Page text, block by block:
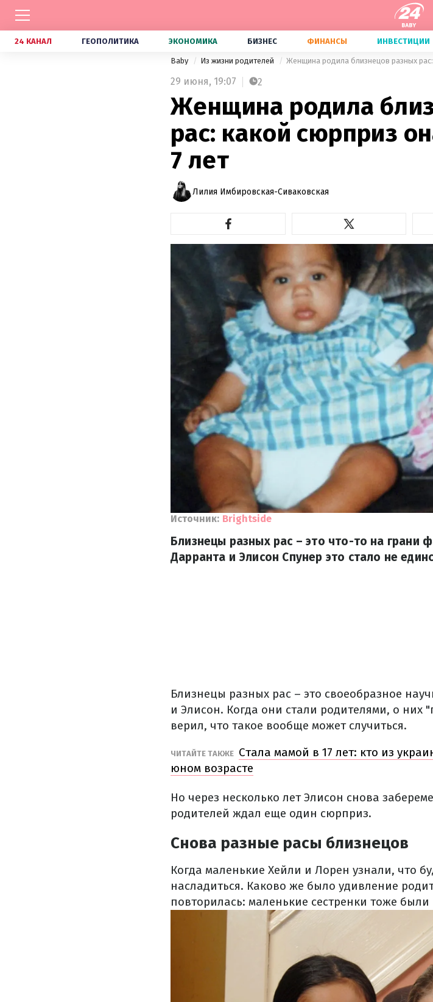
24 КАНАЛ ГЕОПОЛИТИКА ЭКОНОМИКА БИЗНЕС ФИНАНСЫ ИНВЕСТИЦИИ
Baby Из жизни родителей Женщина родила близнецов разных
29 июня, 19:07 2
Женщина родила
рас: какой сюрприз
7 лет
Лилия Имбировская-Сиваковская
Источник: Brightside
Близнецы разных рас – это что-то на грани
Дарранта и Элисон Спунер это стало не
Близнецы разных рас – это своеобразное
и Элисон. Когда они стали родителями, о них
верил, что такое вообще может случиться.
ЧИТАЙТЕ ТАКЖЕ Стала мамой в 17 лет: кто из
юном возрасте
Но через несколько лет Элисон снова
родителей ждал еще один сюрприз.
Снова разные расы близнецов
Когда маленькие Хейли и Лорен узнали, что
насладиться. Каково же было удивление
повторилась: маленькие сестренки тоже